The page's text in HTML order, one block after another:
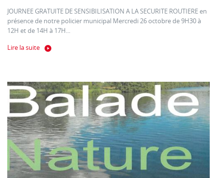
JOURNEE GRATUITE DE SENSIBILISATION A LA SECURITE ROUTIERE en
présence de notre policier municipal Mercredi 26 octobre de 9H30 à
12H et de 14H à 17H...
Lire la suite